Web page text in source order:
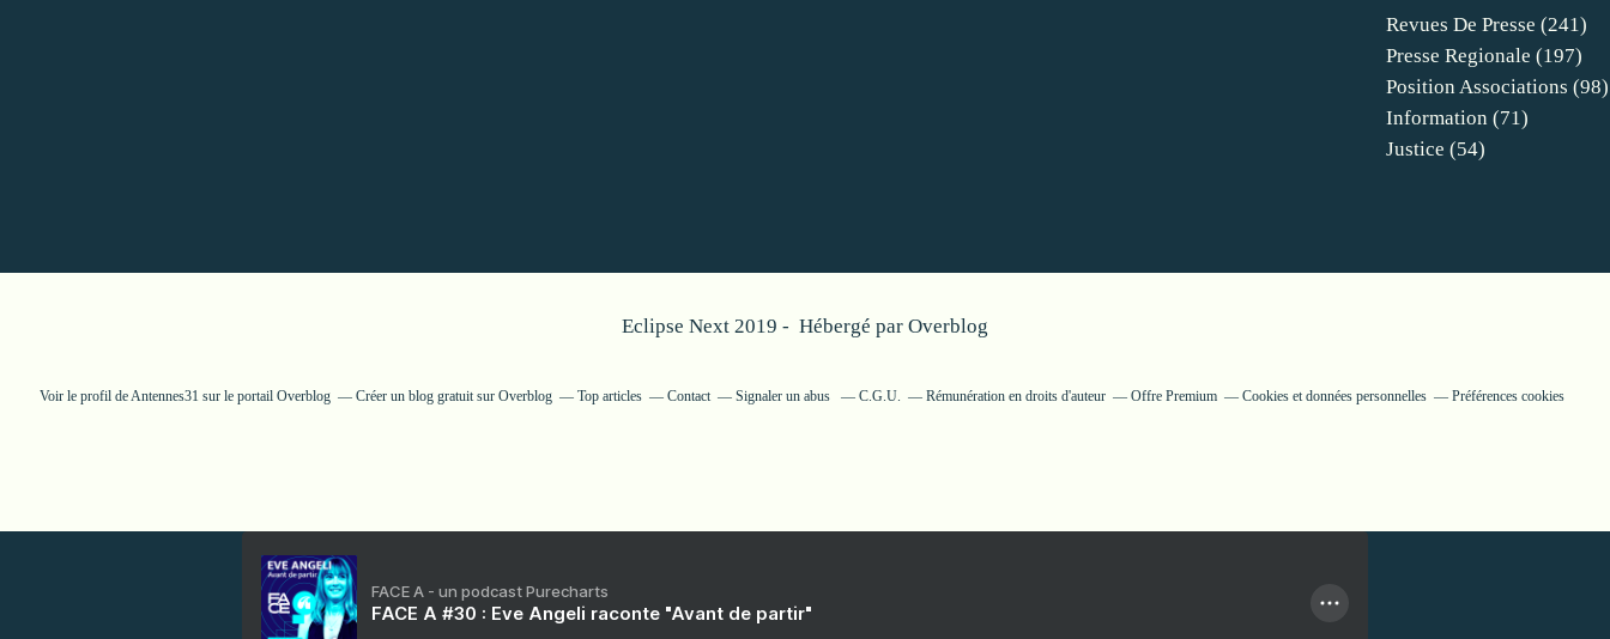
Revues De Presse (241)
Presse Regionale (197)
Position Associations (98)
Information (71)
Justice (54)
Eclipse Next 2019 - Hébergé par Overblog
Voir le profil deAntennes31 sur le portail Overblog Créer un blog gratuit sur Overblog Top articles Contact Signaler un abus C.G.U. Rémunération en droits d'auteur Offre Premium Cookies et données personnelles Préférences cookies
FACE A - un podcast Purecharts
FACE A #30 : Eve Angeli raconte "Avant de partir"